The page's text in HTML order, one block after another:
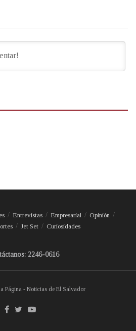
Entrevistas Empresarial
Opinión
Jet Set Curiosidades
2246-0616
Página - Noticias de El Salvador